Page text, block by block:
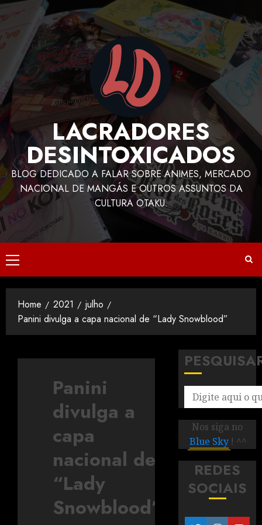
LACRADORES
DESINTOXICADOS
BLOG DEDICADO A FALAR SOBRE ANIMES, MERCADO
NACIONAL DE MANGÁS E OUTROS ASSUNTOS DA
CULTURA OTAKU.
Home 2021
julho
Panini divulga a capa nacional de “Lady Snowblood”
Panini
divulga a
capa
nacional de
“Lady
Snowblood”
Nos siga no
Blue Sky ! ^^
REDES
SOCIAIS